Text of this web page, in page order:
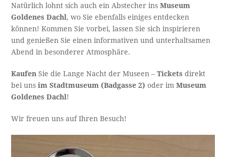
Natürlich lohnt sich auch ein Abstecher insMuseum
Goldenes Dachl, wo Sie ebenfalls einiges entdecken
können! Kommen Sie vorbei, lassen Sie sich inspirieren
und genießen Sie einen informativen und unterhaltsamen
Abend in besonderer Atmosphäre.
Kaufen Sie die Lange Nacht der Museen –Tickets direkt
bei unsim Stadtmuseum (Badgasse 2) oder imMuseum
Goldenes Dachl!
Wir freuen uns auf Ihren Besuch!